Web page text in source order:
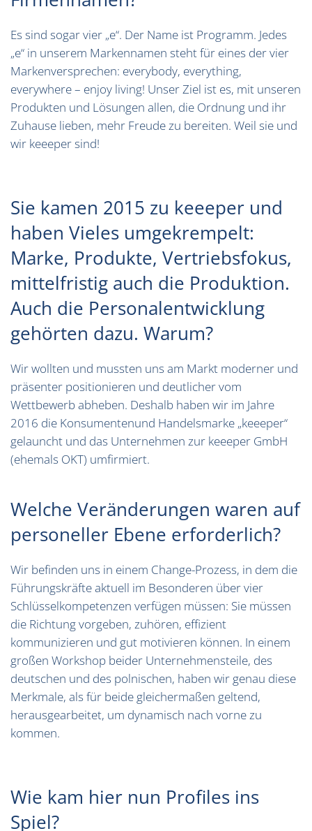
Es sind sogar vier „e“. Der Name ist Programm. Jedes
„e“ in unserem Markennamen steht für eines der vier
Markenversprechen: everybody, everything,
everywhere – enjoy living! Unser Ziel ist es, mit unseren
Produkten und Lösungen allen, die Ordnung und ihr
Zuhause lieben, mehr Freude zu bereiten. Weil sie und
wir keeeper sind!
Sie kamen 2015 zu keeeper und
haben Vieles umgekrempelt:
Marke, Produkte, Vertriebsfokus,
mittelfristig auch die Produktion.
Auch die Personalentwicklung
gehörten dazu. Warum?
Wir wollten und mussten uns am Markt moderner und
präsenter positionieren und deutlicher vom
Wettbewerb abheben. Deshalb haben wir im Jahre
2016 die Konsumentenund Handelsmarke „keeeper“
gelauncht und das Unternehmen zur keeeper GmbH
(ehemals OKT) umfirmiert.
Welche Veränderungen waren auf
personeller Ebene erforderlich?
Wir befinden uns in einem Change-Prozess, in dem die
Führungskräfte aktuell im Besonderen über vier
Schlüsselkompetenzen verfügen müssen: Sie müssen
die Richtung vorgeben, zuhören, effizient
kommunizieren und gut motivieren können. In einem
großen Workshop beider Unternehmensteile, des
deutschen und des polnischen, haben wir genau diese
Merkmale, als für beide gleichermaßen geltend,
herausgearbeitet, um dynamisch nach vorne zu
kommen.
Wie kam hier nun Profiles ins
Spiel?